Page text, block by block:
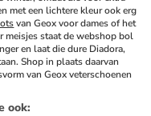
met een lichtere kleur ook erg
van Geox voor dames of het
meisjes staat de webshop bol
en laat die dure Diadora,
Shop in plaats daarvan
van Geox veterschoenen
ook: